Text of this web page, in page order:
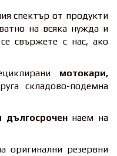
спектър от продукти
на всяка нужда и
свържете с нас, ако
мотокари,
складово-подемна
дългосрочен наем на
оригинални резервни